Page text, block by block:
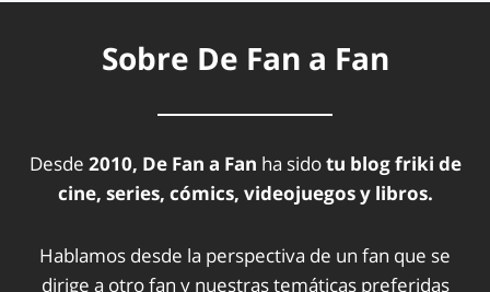
Sobre De Fan a Fan
Desde 2010, De Fan a Fan ha sidotu blog friki de
cine, series, cómics, videojuegos y libros.
Hablamos desde la perspectiva de un fan que se
dirige a otro fan y nuestras temáticas preferidas